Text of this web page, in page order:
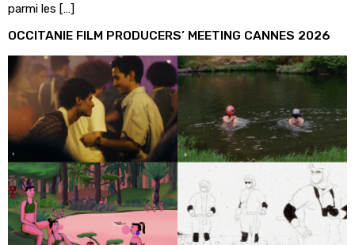
parmi les […]
OCCITANIE FILM PRODUCERS’ MEETING CANNES 2026